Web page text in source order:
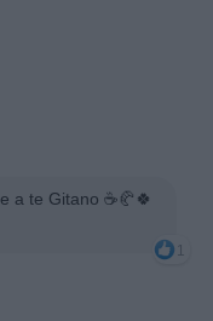
a te Gitano ☕🥐🍀
1